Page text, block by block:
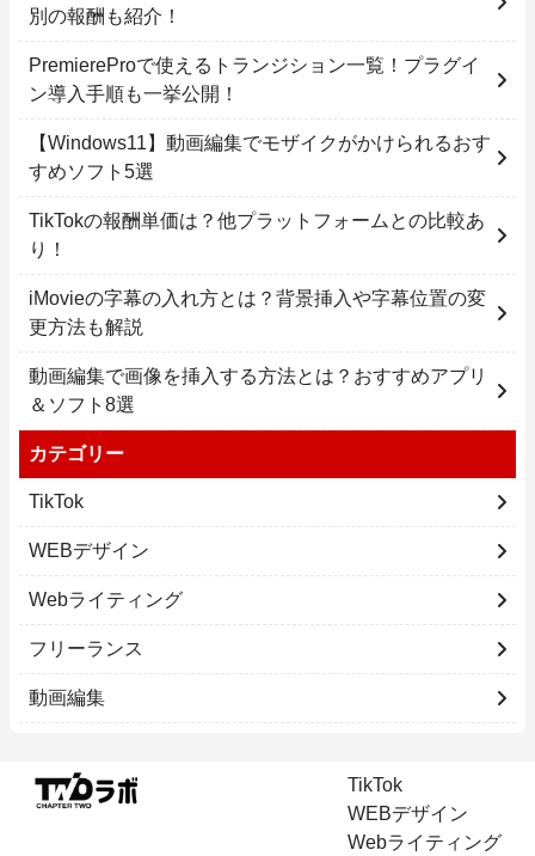
別の報酬も紹介！
PremiereProで使えるトランジション一覧！プラグイ
ン導入手順も一挙公開！
【Windows11】動画編集でモザイクがかけられるおす
すめソフト5選
TikTokの報酬単価は？他プラットフォームとの比較あ
り！
iMovieの字幕の入れ方とは？背景挿入や字幕位置の変
更方法も解説
動画編集で画像を挿入する方法とは？おすすめアプリ
＆ソフト8選
カテゴリー
TikTok
WEBデザイン
Webライティング
フリーランス
動画編集
TikTok
WEBデザイン
Webライティング